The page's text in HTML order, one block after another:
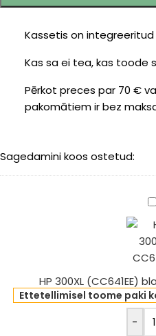
Kassetis on integreeritud
Kas sa ei tea, kas toode
Pērkot preces par 70 €
pakomātiem ir bez
Sagedamini koos ostetud:
HP
HP 300XL (CC641EE)
Ettetellimisel toome paki
-